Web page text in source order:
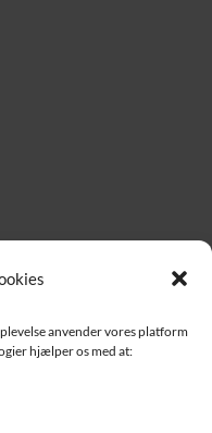
anvender vores platform
hjælper os med at: